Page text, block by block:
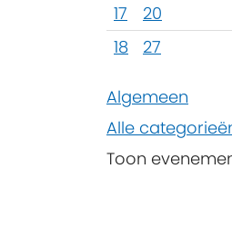
17
20
18
27
Algemeen
Alle
Toon